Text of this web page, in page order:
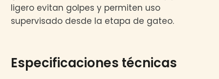
ligero evitan golpes y permiten uso
supervisado desde la etapa de gateo.
Especificaciones técnicas